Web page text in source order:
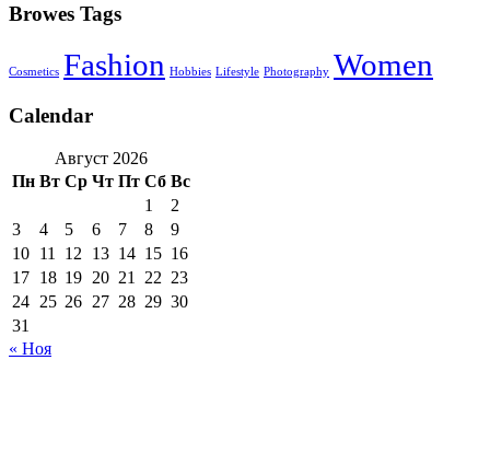
Browes Tags
Cosmetics Fashion Hobbies Lifestyle Photography Women
Calendar
Август 2026
Пн Вт Ср Чт Пт Сб Вс
1
2
3
4 5 6 7 8
9
10 11 12 13 14 15 16
17 18 19 20 21 22 23
24 25 26 27 28 29 30
31
« Ноя